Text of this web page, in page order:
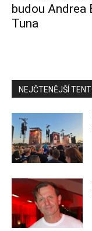
budou Andrea
Tuna
NEJČTENĚJŠÍ